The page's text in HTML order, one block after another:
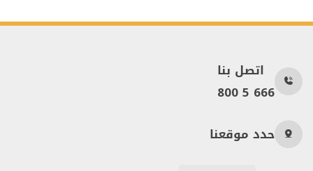
اتصل بنا
800 5 666
حدد موقعنا